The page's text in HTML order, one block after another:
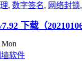
, 数字签名, 网络封锁,
下载（20210106
Mon
软件